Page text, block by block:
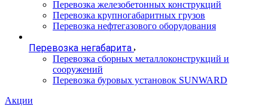
Перевозка железобетонных конструкций
Перевозка крупногабаритных грузов
Перевозка нефтегазового оборудования
Перевозка негабарита
Перевозка сборных металлоконструкций и
сооружений
Перевозка буровых установок SUNWARD
Акции